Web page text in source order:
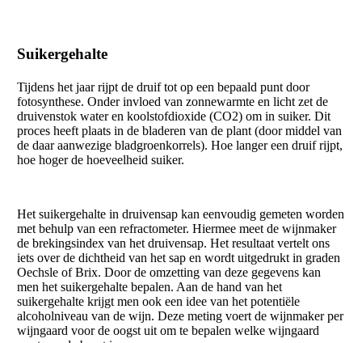
Suikergehalte
Tijdens het jaar rijpt de druif tot op een bepaald punt door
fotosynthese. Onder invloed van zonnewarmte en licht zet de
druivenstok water en koolstofdioxide (CO2) om in suiker. Dit
proces heeft plaats in de bladeren van de plant (door middel van
de daar aanwezige bladgroenkorrels). Hoe langer een druif rijpt,
hoe hoger de hoeveelheid suiker.
Het suikergehalte in druivensap kan eenvoudig gemeten worden
met behulp van een refractometer. Hiermee meet de wijnmaker
de brekingsindex van het druivensap. Het resultaat vertelt ons
iets over de dichtheid van het sap en wordt uitgedrukt in graden
Oechsle of Brix. Door de omzetting van deze gegevens kan
men het suikergehalte bepalen. Aan de hand van het
suikergehalte krijgt men ook een idee van het potentiële
alcoholniveau van de wijn. Deze meting voert de wijnmaker per
wijngaard voor de oogst uit om te bepalen welke wijngaard